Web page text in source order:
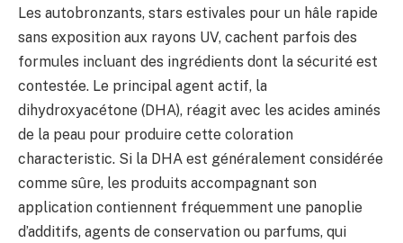
Les autobronzants, stars estivales pour un hâle rapide
sans exposition aux rayons UV, cachent parfois des
formules incluant des ingrédients dont la sécurité est
contestée. Le principal agent actif, la
dihydroxyacétone (DHA), réagit avec les acides aminés
de la peau pour produire cette coloration
characteristic. Si la DHA est généralement considérée
comme sûre, les produits accompagnant son
application contiennent fréquemment une panoplie
d’additifs, agents de conservation ou parfums, qui